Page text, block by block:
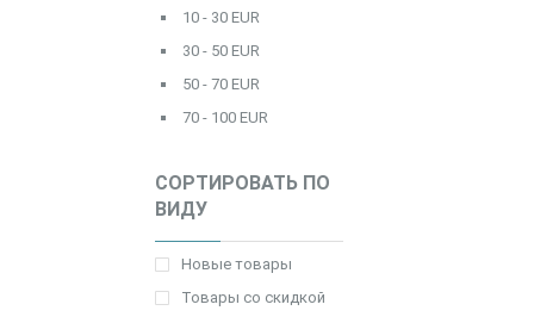
10 - 30 EUR
30 - 50 EUR
50 - 70 EUR
70 - 100 EUR
СОРТИРОВАТЬ ПО
ВИДУ
Новые товары
Товары со скидкой